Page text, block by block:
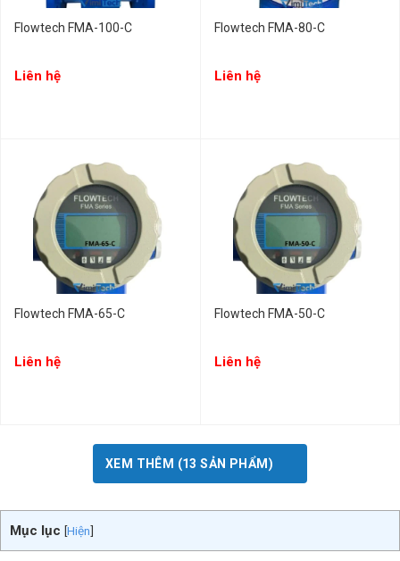
Flowtech FMA-100-C
Liên hệ
Flowtech FMA-80-C
Liên hệ
Flowtech FMA-65-C
Liên hệ
Flowtech FMA-50-C
Liên hệ
XEM THÊM (13 SẢN PHẨM)
Mục lục [Hiện]